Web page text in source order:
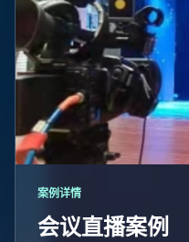
案例详情
会议直播案例